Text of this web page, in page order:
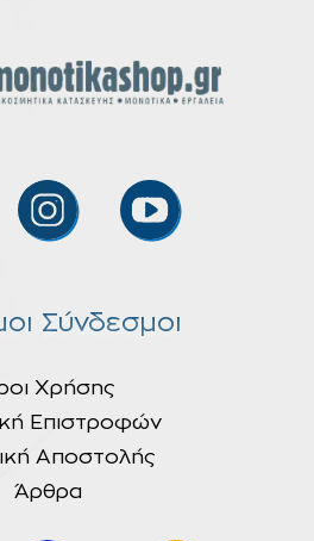
Σύνδεσμοι
Χρήσης
Επιστροφών
Αποστολής
Άρθρα